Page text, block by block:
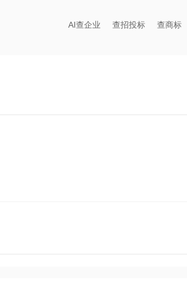
AI查企业 查招投标 查商标